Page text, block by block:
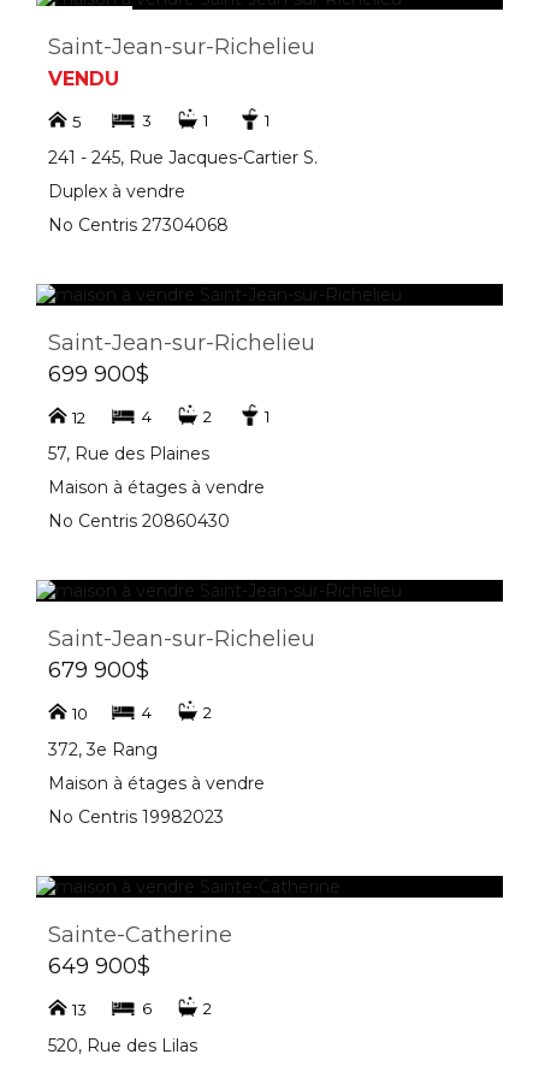
Saint-Jean-sur-Richelieu
VENDU
5 3 1 1
241 - 245, Rue Jacques-Cartier S.
Duplex à vendre
No Centris 27304068
Saint-Jean-sur-Richelieu
699 900$
12 4 2 1
57, Rue des Plaines
Maison à étages à vendre
No Centris 20860430
Saint-Jean-sur-Richelieu
679 900$
10 4 2
372, 3e Rang
Maison à étages à vendre
No Centris 19982023
Sainte-Catherine
649 900$
13 6 2
520, Rue des Lilas